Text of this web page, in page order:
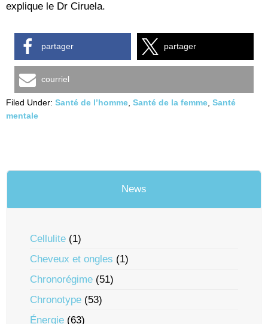
explique le Dr Ciruela.
partager partager
courriel
Filed Under: Santé de l’homme Santé de la femme Santé
mentale
News
Cellulite (1)
Cheveux et ongles (1)
Chronorégime (51)
Chronotype (53)
Énergie (63)